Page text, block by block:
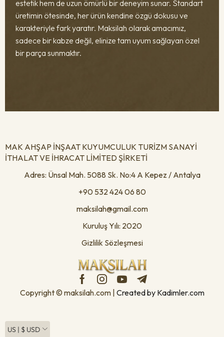
estetik hem de uzun ömürlü bir deneyim sunar. Standart
üretimin ötesinde, her ürün kendine özgü dokusu ve
karakteriyle fark yaratır. Maksilah olarak amacımız,
sadece bir kabze değil, elinize tam uyum sağlayan özel
bir parça sunmaktır.
MAK AHŞAP İNŞAAT KUYUMCULUK TURİZM SANAYİ
İTHALAT VE İHRACAT LİMİTED ŞİRKETİ
Adres: Ünsal Mah. 5088 Sk. No:4 A Kepez / Antalya
+90 532 424 06 80
maksilah@gmail.com
Kuruluş Yılı: 2020
Gizlilik Sözleşmesi
Copyright © maksilah.com | Created by Kadimler.com
US | $ USD